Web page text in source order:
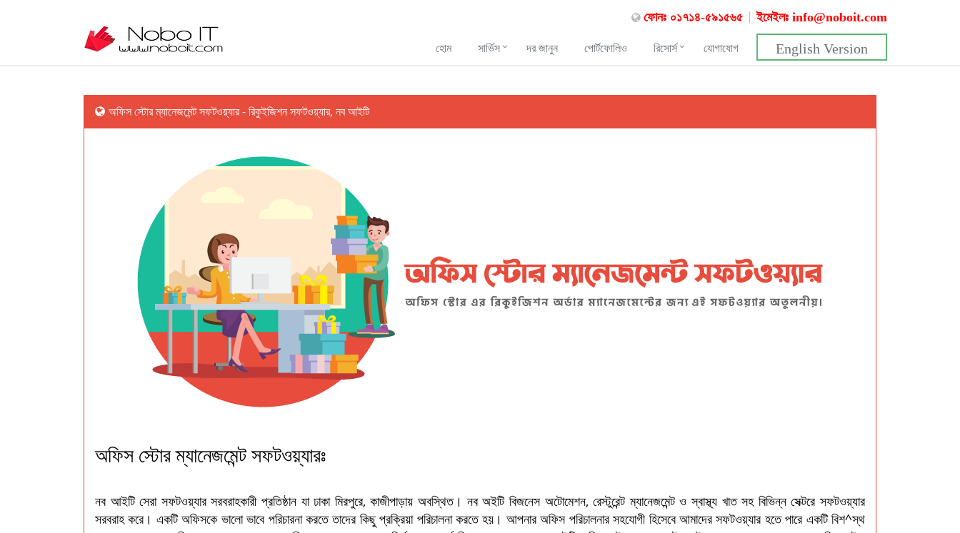
ফোনঃ ০১৭১৪-৫৯১৫৬৫ ইমেইলঃ info@noboit.com
হোম সার্ভিস দর জানুন পোর্টফোলিও রিসোর্স যোগাযোগ English Version
অফিস স্টোর ম্যানেজমেন্ট সফটওয়্যার - রিকুইজিশন সফটওয়্যার, নব আইটি
অফিস স্টোর ম্যানেজমেন্ট সফটওয়্যারঃ
নব আইটি সেরা সফটওয়্যার সরবরাহকারী প্রতিষ্ঠান যা ঢাকা মিরপুরে, কাজীপাড়ায় অবস্থিত। নব অইটি বিজনেস অটোমেশন, রেস্টুরেন্ট ম্যানেজমেন্ট ও স্বাস্থ্য খাত সহ বিভিন্ন সেক্টরে সফটওয়্যার
সরবরাহ করে। একটি অফিসকে ভালো ভাবে পরিচারনা করতে তাদের কিছু প্রক্রিয়া পরিচালনা করতে হয়। আপনার অফিস পরিচালনার সহযোগী হিসেবে আমাদের সফটওয়্যার হতে পারে একটি বিশ^স্থ